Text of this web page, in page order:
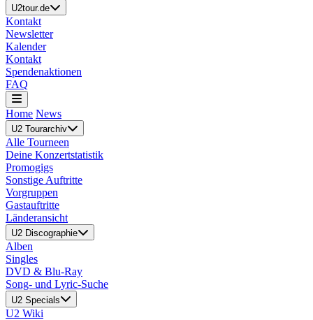
U2tour.de
Kontakt
Newsletter
Kalender
Kontakt
Spendenaktionen
FAQ
Home News
U2 Tourarchiv
Alle Tourneen
Deine Konzertstatistik
Promogigs
Sonstige Auftritte
Vorgruppen
Gastauftritte
Länderansicht
U2 Discographie
Alben
Singles
DVD & Blu-Ray
Song- und Lyric-Suche
U2 Specials
U2 Wiki